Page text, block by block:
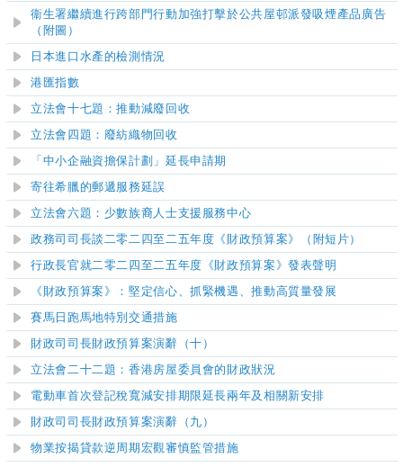
衞生署繼續進行跨部門行動加強打擊於公共屋邨派發吸煙產品廣告
（附圖）
日本進口水產的檢測情況
港匯指數
立法會十七題：推動減廢回收
立法會四題：廢紡織物回收
「中小企融資擔保計劃」延長申請期
寄往希臘的郵遞服務延誤
立法會六題：少數族裔人士支援服務中心
政務司司長談二零二四至二五年度《財政預算案》 （附短片）
​行政長官就二零二四至二五年度《財政預算案》發表聲明
《財政預算案》：堅定信心、抓緊機遇、推動高質量發展
賽馬日跑馬地特別交通措施
財政司司長財政預算案演辭（十）
立法會二十二題：香港房屋委員會的財政狀況
電動車首次登記稅寬減安排期限延長兩年及相關新安排
財政司司長財政預算案演辭（九）
物業按揭貸款逆周期宏觀審慎監管措施